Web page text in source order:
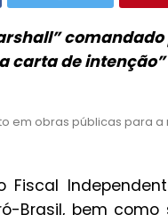
carta de intenção”
em obras públicas para
Fiscal
Brasil, bem